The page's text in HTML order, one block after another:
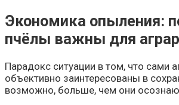
Экономика опыления:
пчёлы важны для
Парадокс ситуации в том, что сами
объективно заинтересованы в
возможно, больше, чем они